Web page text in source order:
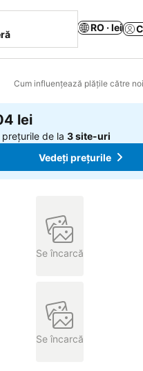
RO · lei
Cum influențează plățile către
lei
prețurile de la3 site-uri
Vedeți prețurile
Se încarcă
Se încarcă